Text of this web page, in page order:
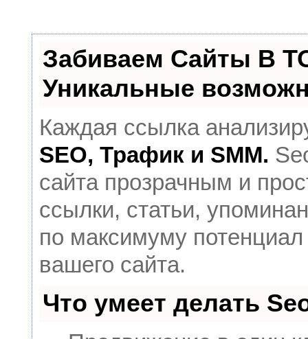
Забиваем Сайты В
Уникальные
Каждая ссылка
SEO, Трафик и SMM.
сайта прозрачным и
ссылки, статьи,
по максимуму
вашего сайта.
Что умеет делать